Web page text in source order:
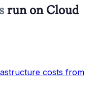
run on Cloud
costs from